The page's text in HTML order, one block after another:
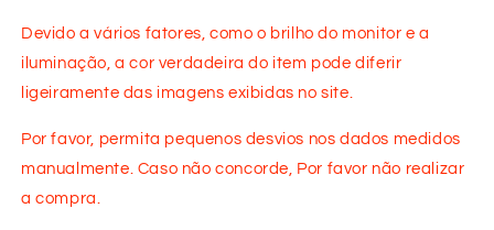
Devido a vários fatores, como o brilho do monitor e a
iluminação, a cor verdadeira do item pode diferir
ligeiramente das imagens exibidas no site.
Por favor, permita pequenos desvios nos dados medidos
manualmente. Caso não concorde, Por favor não realizar
a compra.